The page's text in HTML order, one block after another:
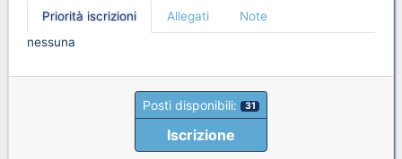
Priorità iscrizioni Allegati
Note
nessuna
Posti disponibili: 31
Iscrizione